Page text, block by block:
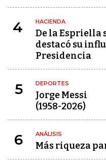
4 HACIENDA
De la Espriella
destacó su
Presidencia
5 DEPORTES
Jorge Messi
(1958-2026)
6 ANÁLISIS
Más riqueza